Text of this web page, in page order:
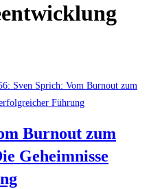
Burnout zum
Geheimnisse